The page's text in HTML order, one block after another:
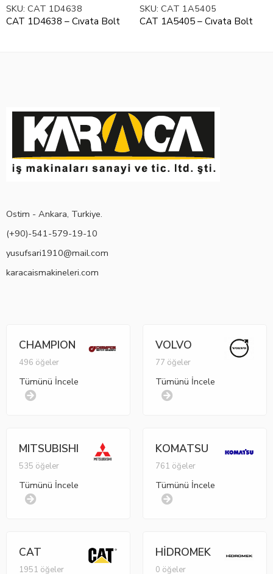
SKU: CAT 1D4638
CAT 1D4638 – Cıvata Bolt
SKU: CAT 1A5405
CAT 1A5405 – Cıvata Bolt
Ostim - Ankara, Turkiye.
(+90)-541-579-19-10
yusufsari1910@mail.com
karacaismakineleri.com
CHAMPION
496 öğeler
Tümünü İncele
VOLVO
77 öğeler
Tümünü İncele
MITSUBISHI
535 öğeler
Tümünü İncele
KOMATSU
761 öğeler
Tümünü İncele
CAT
1951 öğeler
HİDROMEK
0 öğeler